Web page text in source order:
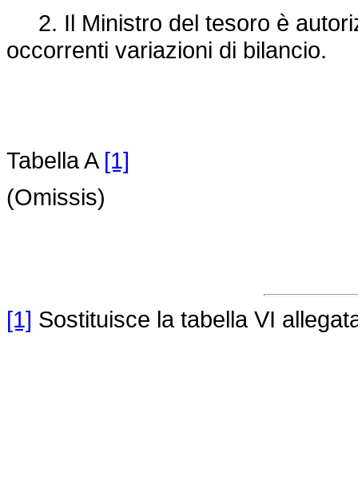
2. Il Ministro del tesoro è
occorrenti variazioni di bilancio.
Tabella A [1]
(Omissis)
[1] Sostituisce la tabella VI